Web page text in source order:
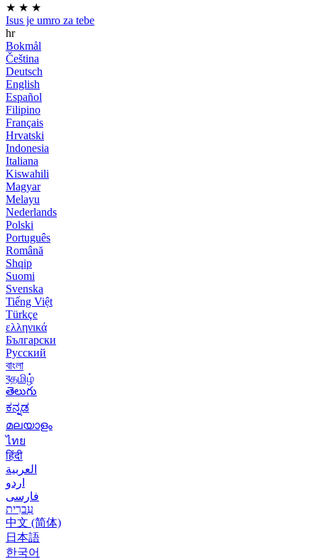
★ ★ ★
Isus je umro za tebe
hr
Bokmål
Čeština
Deutsch
English
Español
Filipino
Français
Hrvatski
Indonesia
Italiana
Kiswahili
Magyar
Melayu
Nederlands
Polski
Português
Română
Shqip
Suomi
Svenska
Tiếng Việt
Türkçe
ελληνικά
Български
Русский
বাংলা
বதமிழ்
తెలుగు
ಕನ್ನಡ
മലയാളം
ไทย
हिंदी
العربية
اردو
فارسی
עִברִית
中文 (简体)
日本語
한국어